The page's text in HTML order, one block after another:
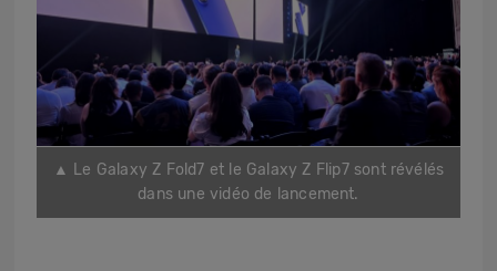
▲ Le Galaxy Z Fold7 et le Galaxy Z Flip7 sont révélés
dans une vidéo de lancement.